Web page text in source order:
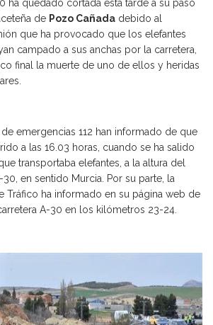
ha quedado cortada esta tarde a su paso
de Pozo Cañada debido al
que ha provocado que los elefantes
campado a sus anchas por la carretera,
final la muerte de uno de ellos y heridas
emergencias 112 han informado de que
a las 16.03 horas, cuando se ha salido
transportaba elefantes, a la altura del
en sentido Murcia. Por su parte, la
Tráfico ha informado en su página web de
A-30 en los kilómetros 23-24.